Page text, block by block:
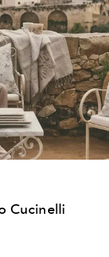
Cucinelli